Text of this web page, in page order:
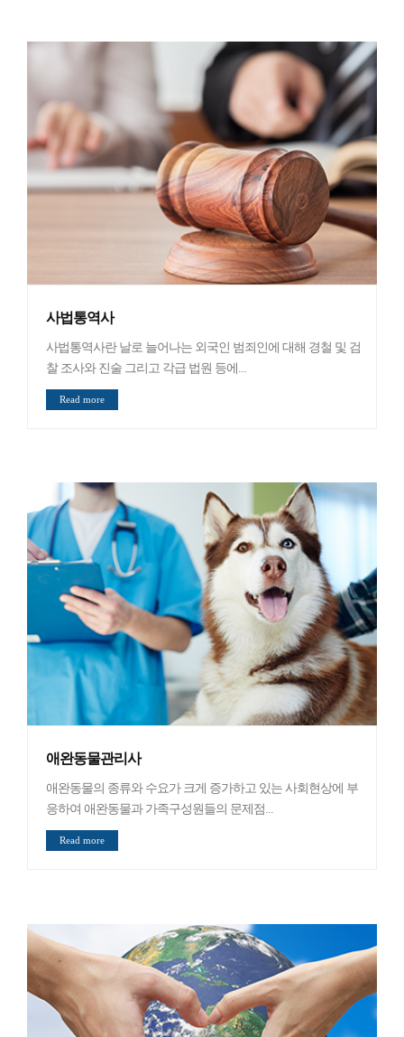
사법통역사
사법통역사란 날로 늘어나는 외국인 범죄인에 대해 경철 및 검
찰 조사와 진술 그리고 각급 법원 등에...
Read more
애완동물관리사
애완동물의 종류와 수요가 크게 증가하고 있는 사회현상에 부
응하여 애완동물과 가족구성원들의 문제점...
Read more